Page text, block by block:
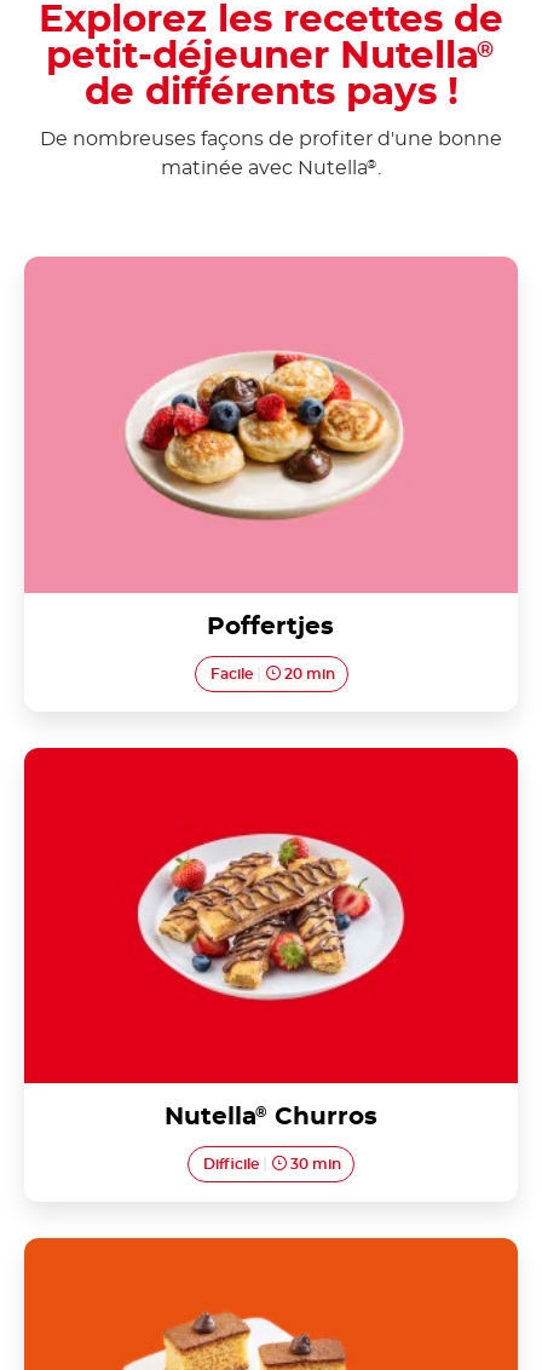
Explorez les recettes de
petit-déjeuner Nutella®
de différents pays !
De nombreuses façons de profiter d'une bonne
matinée avec Nutella® .
Poffertjes
Facile 20 min
Nutella® Churros
Difficile 30 min